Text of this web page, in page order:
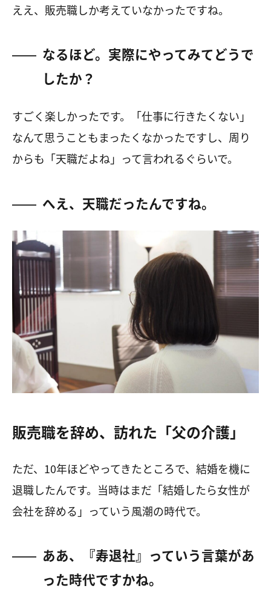
ええ、販売職しか考えていなかったですね。
なるほど。実際にやってみてどうで
したか？
すごく楽しかったです。「仕事に行きたくない」
なんて思うこともまったくなかったですし、周り
からも「天職だよね」って言われるぐらいで。
へえ、天職だったんですね。
販売職を辞め、訪れた「父の介護」
ただ、 10年ほどやってきたところで、結婚を機に
退職したんです。当時はまだ「結婚したら女性が
会社を辞める」っていう風潮の時代で。
ああ、『寿退社』っていう言葉があ
った時代ですかね。